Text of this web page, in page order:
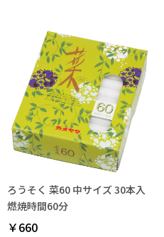
ろうそく 菜60 中サイズ 30本入
燃焼時間60分
￥660